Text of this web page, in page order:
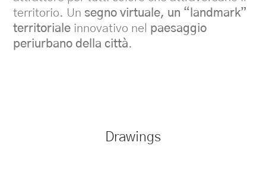
territorio. Un segno virtuale, un “landmark”
territoriale innovativo nel paesaggio
periurbano della città.
Drawings